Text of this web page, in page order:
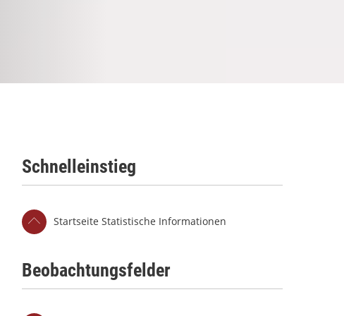
Schnelleinstieg
Startseite Statistische Informationen
Beobachtungsfelder